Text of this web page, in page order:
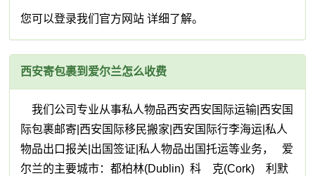
您可以登录我们官方网站 详细了解。
西安寄包裹到爱尔兰怎么收费
我们公司专业从事私人物品西安西安国际运输|西安国
际包裹邮寄|西安国际移民搬家|西安国际行李海运|私人
物品出口报关|出国签证|私人物品出国托运等业务， 爱
尔兰的主要城市：都柏林(Dublin) 科 克(Cork) 利默